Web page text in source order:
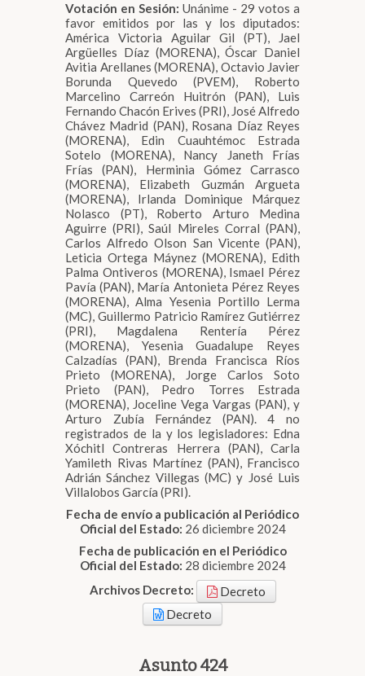
Votación en Sesión: Unánime - 29 votos a
favor emitidos por las y los diputados:
América Victoria Aguilar Gil (PT), Jael
Argüelles Díaz (MORENA), Óscar Daniel
Avitia Arellanes (MORENA), Octavio Javier
Borunda Quevedo (PVEM), Roberto
Marcelino Carreón Huitrón (PAN), Luis
Fernando Chacón Erives (PRI), José Alfredo
Chávez Madrid (PAN), Rosana Díaz Reyes
(MORENA), Edin Cuauhtémoc Estrada
Sotelo (MORENA), Nancy Janeth Frías
Frías (PAN), Herminia Gómez Carrasco
(MORENA), Elizabeth Guzmán Argueta
(MORENA), Irlanda Dominique Márquez
Nolasco (PT), Roberto Arturo Medina
Aguirre (PRI), Saúl Mireles Corral (PAN),
Carlos Alfredo Olson San Vicente (PAN),
Leticia Ortega Máynez (MORENA), Edith
Palma Ontiveros (MORENA), Ismael Pérez
Pavía (PAN), María Antonieta Pérez Reyes
(MORENA), Alma Yesenia Portillo Lerma
(MC), Guillermo Patricio Ramírez Gutiérrez
(PRI), Magdalena Rentería Pérez
(MORENA), Yesenia Guadalupe Reyes
Calzadías (PAN), Brenda Francisca Ríos
Prieto (MORENA), Jorge Carlos Soto
Prieto (PAN), Pedro Torres Estrada
(MORENA), Joceline Vega Vargas (PAN), y
Arturo Zubía Fernández (PAN). 4 no
registrados de la y los legisladores: Edna
Xóchitl Contreras Herrera (PAN), Carla
Yamileth Rivas Martínez (PAN), Francisco
Adrián Sánchez Villegas (MC) y José Luis
Villalobos García (PRI).
Fecha de envío a publicación al Periódico
Oficial del Estado: 26 diciembre 2024
Fecha de publicación en el Periódico
Oficial del Estado: 28 diciembre 2024
Archivos Decreto:
Decreto
Decreto
Asunto 424